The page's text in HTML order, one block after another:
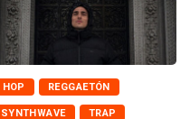
REGGAETÓN
SYNTHWAVE TRAP